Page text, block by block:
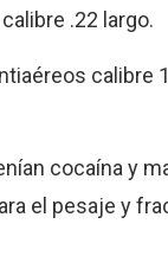
.22 largo.
calibre
cocaína y
el pesaje y